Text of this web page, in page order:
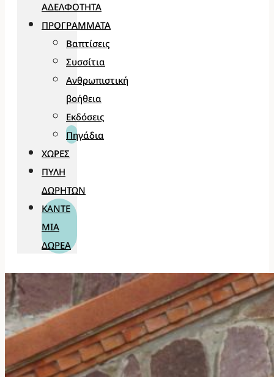
ΑΔΕΛΦΌΤΗΤΑ
ΠΡΟΓΡΆΜΜΑΤΑ
Βαπτίσεις
Συσσίτια
Ανθρωπιστική
βοήθεια
Εκδόσεις
Πηγάδια
ΧΏΡΕΣ
ΠΎΛΗ
ΔΩΡΗΤΏΝ
ΚΆΝΤΕ
ΜΊΑ
ΔΩΡΕΆ